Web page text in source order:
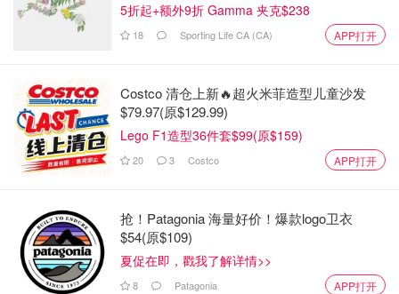
5折起+额外9折 Gamma 夹克$238
18 Sporting Life CA (CA) APP打开
Costco 清仓上新🔥超火米菲造型儿童沙发
$79.97(原$129.99)
Lego F1造型36件套$99(原$159)
20 3 Costco APP打开
抢！Patagonia 海量好价！爆款logo卫衣
$54(原$109)
夏促在即，戳我了解详情>>
8 Patagonia APP打开